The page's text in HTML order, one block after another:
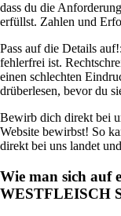
dass du die
erfüllst. Zahlen und
Pass auf die Details auf!:
fehlerfrei ist.
einen schlechten
drüberlesen, bevor du
Bewirb dich direkt bei
Website bewirbst! So
direkt bei uns landet
Wie man sich auf
WESTFLEISCH